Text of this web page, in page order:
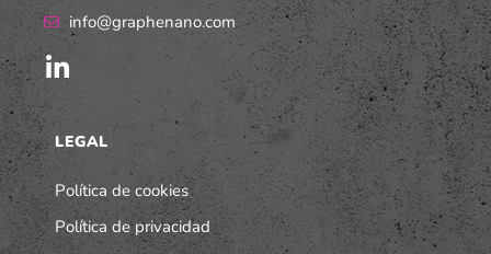
info@graphenano.com
LEGAL
Política de cookies
Política de privacidad